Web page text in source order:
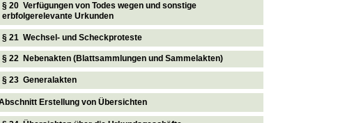
§ 20 Verfügungen von Todes wegen und sonstige
erbfolgerelevante Urkunden
§ 21 Wechsel- und Scheckproteste
§ 22 Nebenakten (Blattsammlungen und Sammelakten)
§ 23 Generalakten
Erstellung von Übersichten